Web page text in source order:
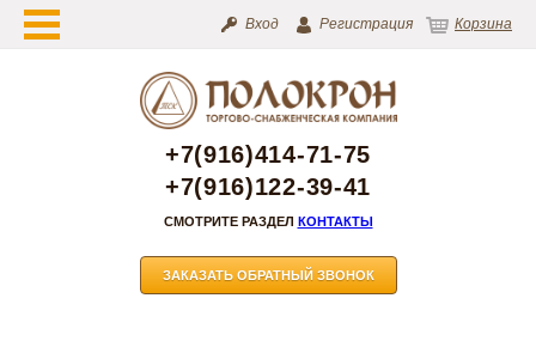
Вход Регистрация Корзина
+7(916)414-71-75
+7(916)122-39-41
СМОТРИТЕ РАЗДЕЛ КОНТАКТЫ
ЗАКАЗАТЬ ОБРАТНЫЙ ЗВОНОК